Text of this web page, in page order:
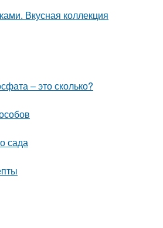
Вкусная коллекция
– это сколько?
сада